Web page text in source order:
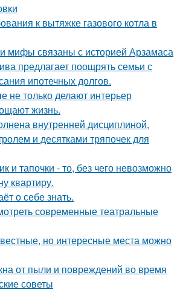
к вытяжке газового котла в
мифы связаны с историей Арзамаса
предлагает поощрять семьи с
ипотечных долгов.
не только делают интерьер
жизнь.
внутренней дисциплиной,
и десятками тряпочек для
и тапочки - то, без чего невозможно
квартиру.
о себе знать.
современные театральные
но интересные места можно
от пыли и повреждений во время
советы